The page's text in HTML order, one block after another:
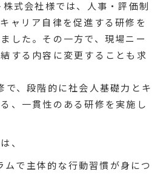
式会社様では、人事・評価制
ャリア自律を促進する研修を
した。その一方で、現場ニー
する内容に変更することも求
で、段階的に社会人基礎力とキ
、一貫性のある研修を実施し
、
ムで主体的な行動習慣が身につ